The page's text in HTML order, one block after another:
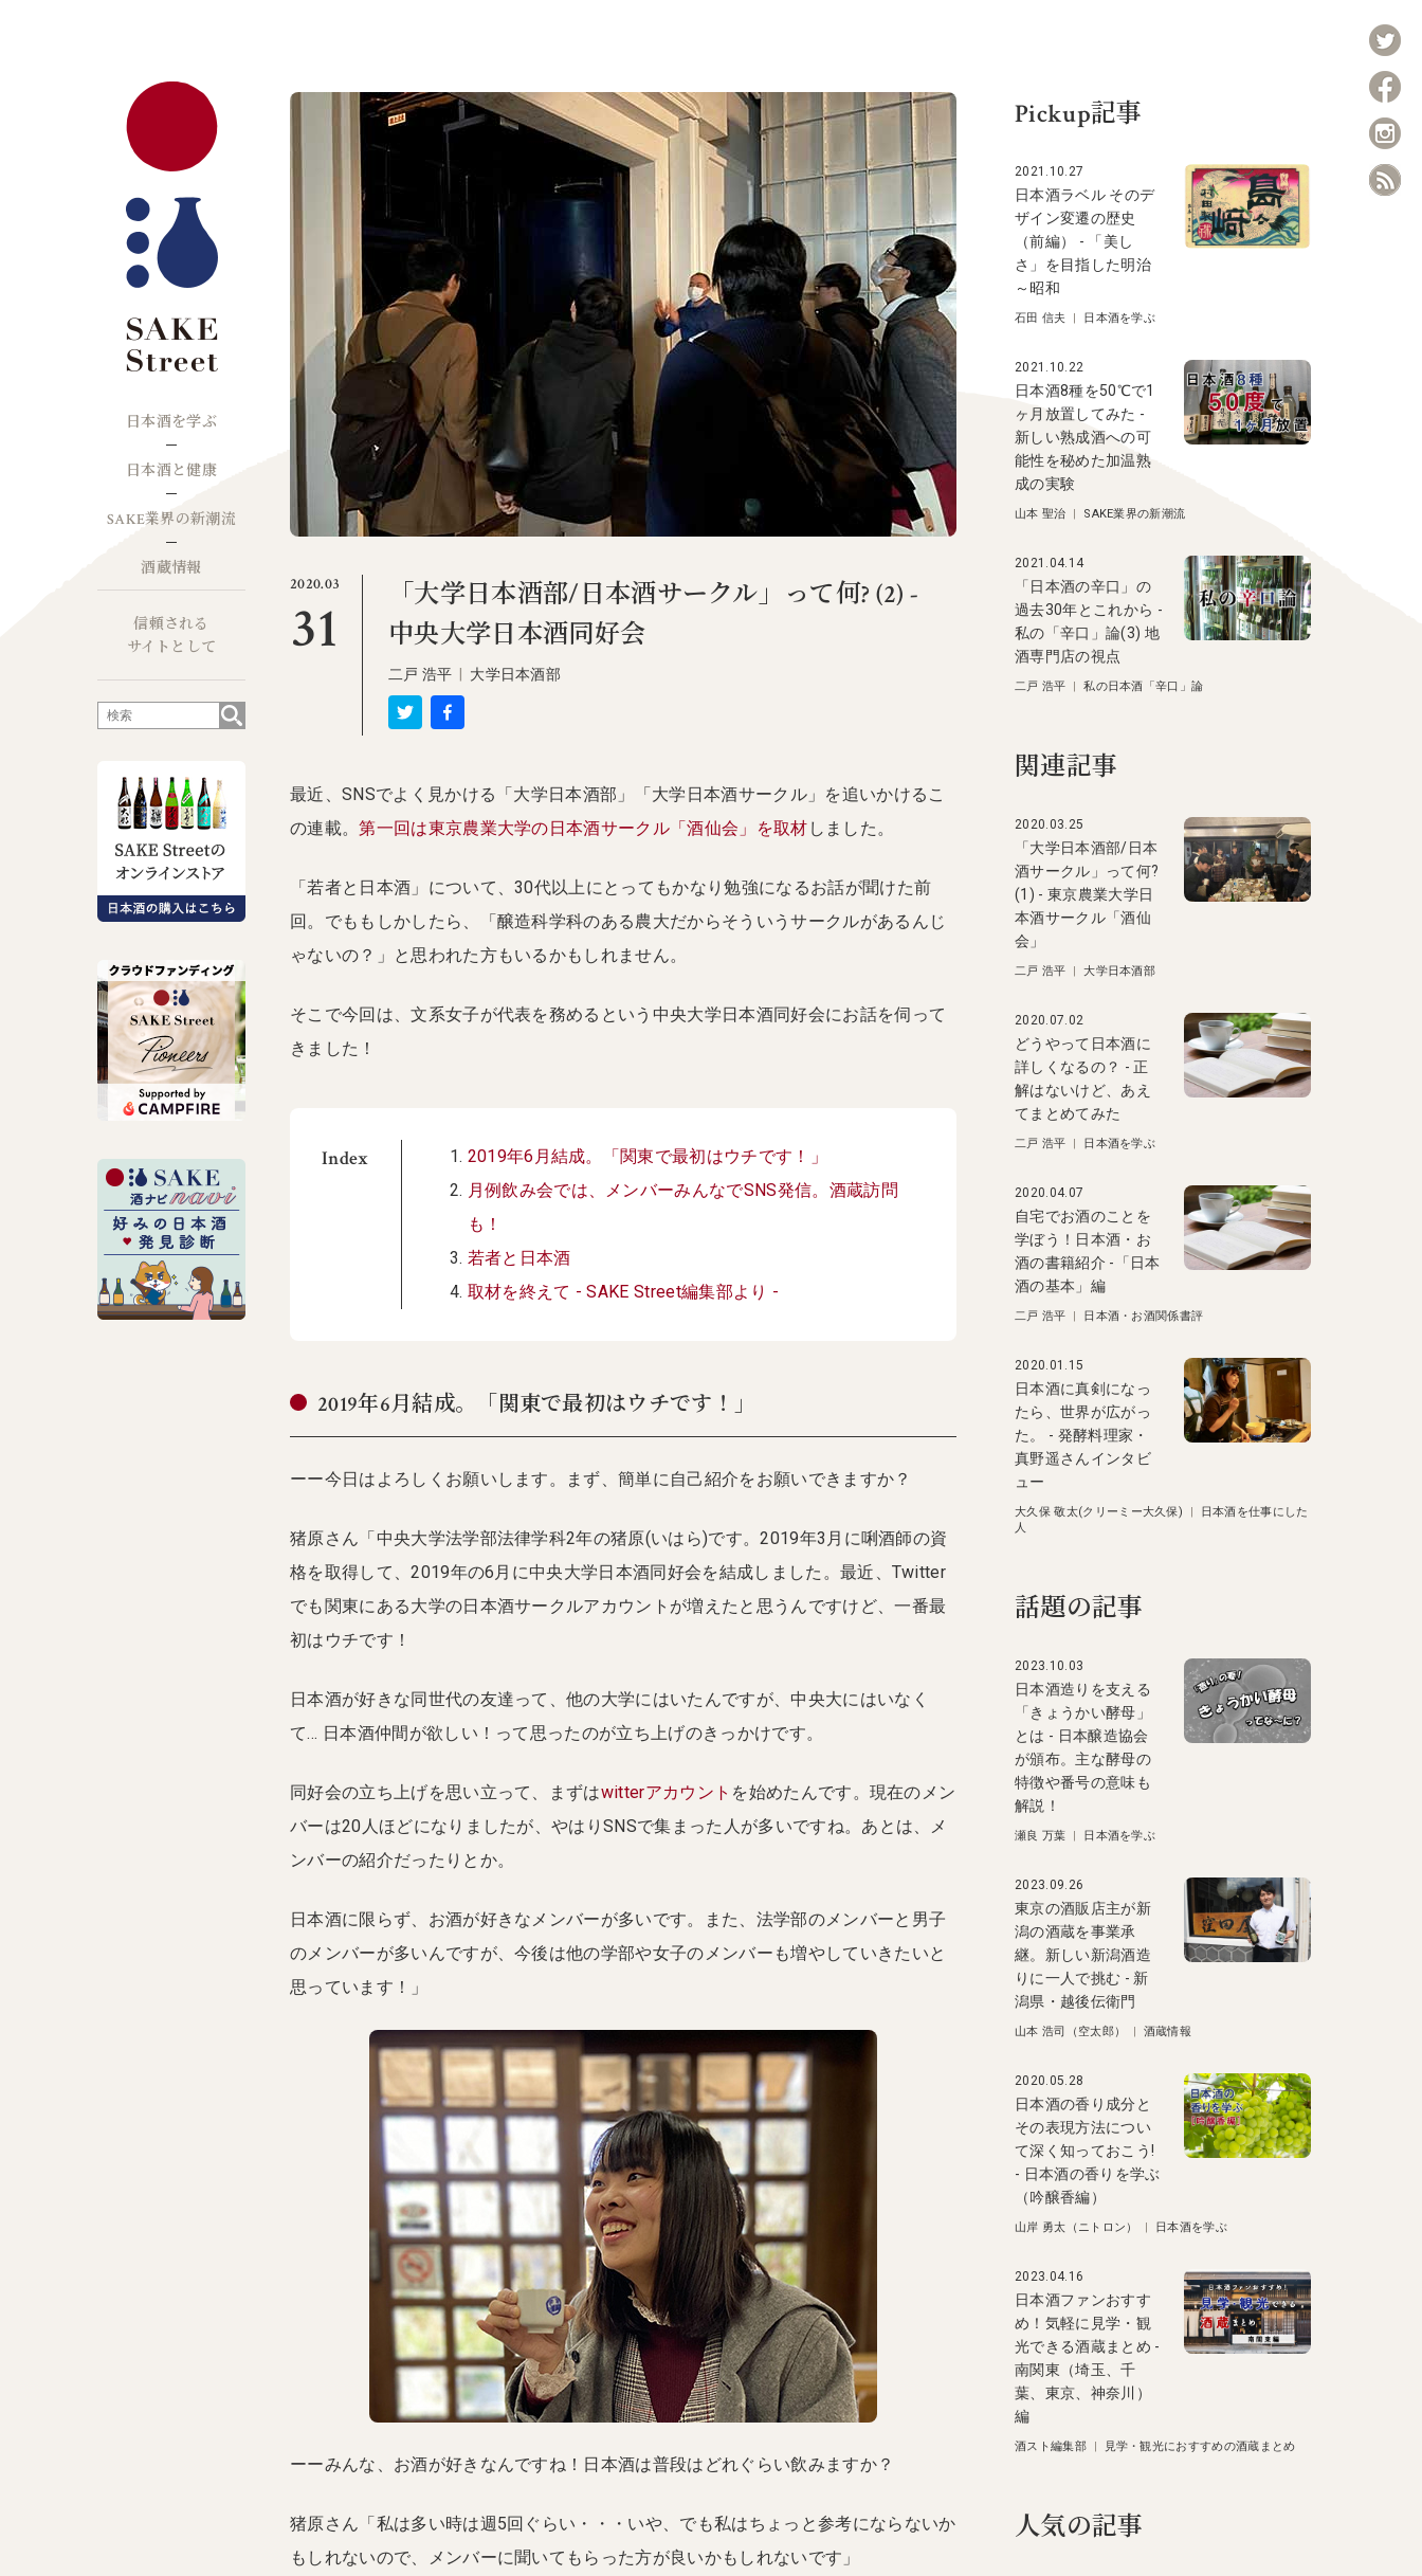
日本酒を学ぶ
日本酒と健康
SAKE業界の新潮流
酒蔵情報
信頼される
サイトとして
2020.03
31
「大学日本酒部/日本酒サークル」って何? (2) -
中央大学日本酒同好会
二戸 浩平 大学日本酒部
最近、SNSでよく見かける「大学日本酒部」「大学日本酒サークル」を追いかけるこ
の連載。第一回は東京農業大学の日本酒サークル「酒仙会」を取材 しました。
「若者と日本酒」について、30代以上にとってもかなり勉強になるお話が聞けた前
回。でももしかしたら、「醸造科学科のある農大だからそういうサークルがあるんじ
ゃないの？」と思われた方もいるかもしれません。
そこで今回は、文系女子が代表を務めるという中央大学日本酒同好会にお話を伺って
きました！
Index
2019年6月結成。「関東で最初はウチです！」
月例飲み会では、メンバーみんなでSNS発信。酒蔵訪問
も！
若者と日本酒
取材を終えて - SAKE Street編集部より -
2019年6月結成。「関東で最初はウチです！」
ーー今日はよろしくお願いします。まず、簡単に自己紹介をお願いできますか？
猪原さん「中央大学法学部法律学科2年の猪原(いはら)です。2019年3月に唎酒師の資
格を取得して、2019年の6月に中央大学日本酒同好会を結成しました。最近、Twitter
でも関東にある大学の日本酒サークルアカウントが増えたと思うんですけど、一番最
初はウチです！
日本酒が好きな同世代の友達って、他の大学にはいたんですが、中央大にはいなく
て… 日本酒仲間が欲しい！って思ったのが立ち上げのきっかけです。
同好会の立ち上げを思い立って、まずはwitterアカウント を始めたんです。現在のメン
バーは20人ほどになりましたが、やはりSNSで集まった人が多いですね。あとは、メ
ンバーの紹介だったりとか。
日本酒に限らず、お酒が好きなメンバーが多いです。また、法学部のメンバーと男子
のメンバーが多いんですが、今後は他の学部や女子のメンバーも増やしていきたいと
思っています！」
ーーみんな、お酒が好きなんですね！日本酒は普段はどれぐらい飲みますか？
猪原さん「私は多い時は週5回ぐらい・・・いや、でも私はちょっと参考にならないか
もしれないので、メンバーに聞いてもらった方が良いかもしれないです」
Pickup記事
2021.10.27
日本酒ラベル そのデ
ザイン変遷の歴史
（前編） - 「美し
さ」を目指した明治
～昭和
石田 信夫 | 日本酒を学ぶ
2021.10.22
日本酒8種を50℃で1
ヶ月放置してみた -
新しい熟成酒への可
能性を秘めた加温熟
成の実験
山本 聖治 | SAKE業界の新潮流
2021.04.14
「日本酒の辛口」の
過去30年とこれから -
私の「辛口」論(3) 地
酒専門店の視点
二戸 浩平 |私の日本酒「辛口」論
関連記事
2020.03.25
「大学日本酒部/日本
酒サークル」って何?
(1) - 東京農業大学日
本酒サークル「酒仙
会」
二戸 浩平 |大学日本酒部
2020.07.02
どうやって日本酒に
詳しくなるの？ - 正
解はないけど、あえ
てまとめてみた
二戸 浩平 | 日本酒を学ぶ
2020.04.07
自宅でお酒のことを
学ぼう！日本酒・お
酒の書籍紹介 -「日本
酒の基本」編
二戸 浩平 | 日本酒・お酒関係書評
2020.01.15
日本酒に真剣になっ
たら、世界が広がっ
た。 - 発酵料理家・
真野遥さんインタビ
ュー
大久保 敬太(クリーミー大久保) | 日本酒を仕事にした
人
話題の記事
2023.10.03
日本酒造りを支える
「きょうかい酵母」
とは - 日本醸造協会
が頒布。主な酵母の
特徴や番号の意味も
解説！
瀬良 万葉 | 日本酒を学ぶ
2023.09.26
東京の酒販店主が新
潟の酒蔵を事業承
継。新しい新潟酒造
りに一人で挑む - 新
潟県・越後伝衛門
山本 浩司（空太郎） | 酒蔵情報
2020.05.28
日本酒の香り成分と
その表現方法につい
て深く知っておこう!
- 日本酒の香りを学ぶ
（吟醸香編）
山岸 勇太（ニトロン） | 日本酒を学ぶ
2023.04.16
日本酒ファンおすす
め！気軽に見学・観
光できる酒蔵まとめ -
南関東（埼玉、千
葉、東京、神奈川）
編
酒スト編集部| 見学・観光におすすめの酒蔵まとめ
人気の記事